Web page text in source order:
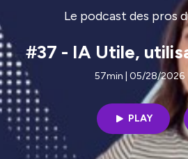
Le podcast des pros
#37 - IA Utile,
57min | 05/28/2026
PLAY